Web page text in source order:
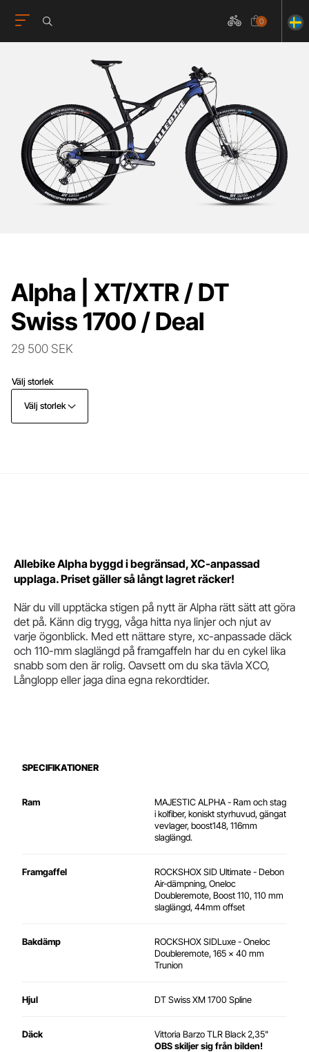
0
Alpha | XT/XTR / DT
Swiss 1700 / Deal
29 500 SEK
Välj storlek
Välj storlek
Allebike Alpha byggd i begränsad, XC-anpassad
upplaga. Priset gäller så långt lagret räcker!
När du vill upptäcka stigen på nytt är Alpha rätt sätt att göra
det på. Känn dig trygg, våga hitta nya linjer och njut av
varje ögonblick. Med ett nättare styre, xc-anpassade däck
och 110-mm slaglängd på framgaffeln har du en cykel lika
snabb som den är rolig. Oavsett om du ska tävla XCO,
Långlopp eller jaga dina egna rekordtider.
SPECIFIKATIONER
Ram
MAJESTIC ALPHA - Ram och stag
i kolfiber, koniskt styrhuvud, gängat
vevlager, boost148, 116mm
slaglängd.
Framgaffel
ROCKSHOX SID Ultimate - Debon
Air-dämpning, Oneloc
Doubleremote, Boost 110, 110 mm
slaglängd, 44mm offset
Bakdämp
ROCKSHOX SIDLuxe - Oneloc
Doubleremote, 165 x 40 mm
Trunion
Hjul DT Swiss XM 1700 Spline
Däck
Vittoria Barzo TLR Black 2,35"
OBS skiljer sig från bilden!